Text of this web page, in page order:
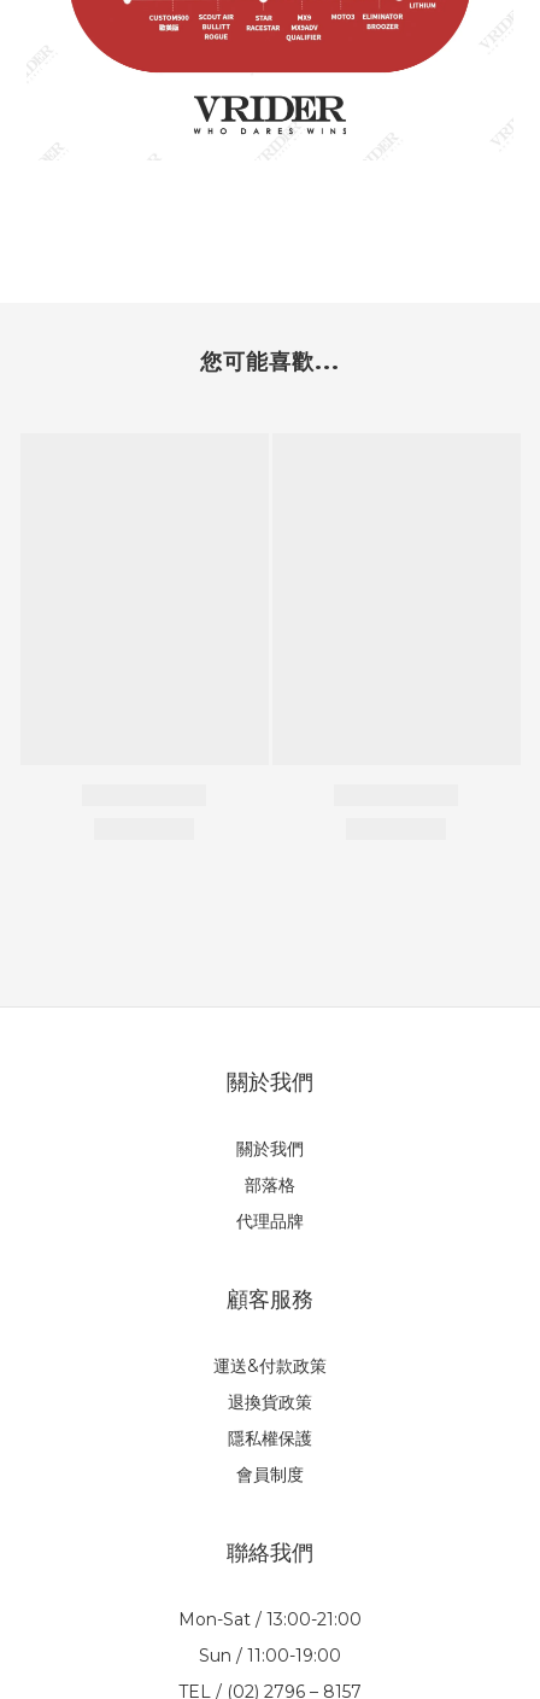
您可能喜歡...
關於我們
關於我們
部落格
代理品牌
顧客服務
運送&付款政策
退換貨政策
隱私權保護
會員制度
聯絡我們
Mon-Sat / 13:00-21:00
Sun / 11:00-19:00
TEL / (02) 2796 – 8157